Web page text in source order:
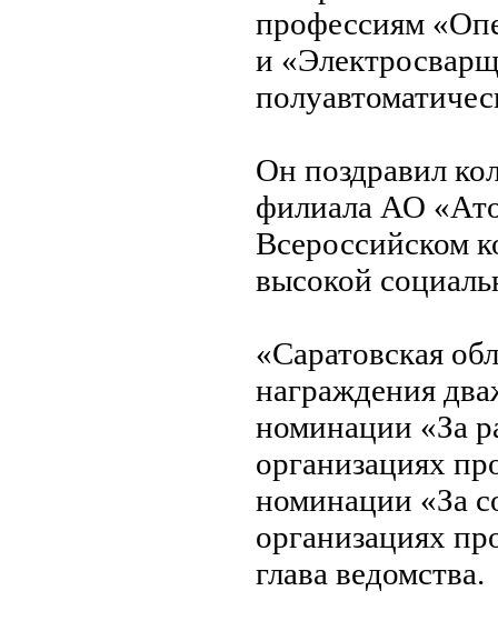
профессиям
и
Он поздравил
филиала АО
Всероссийском
высокой
«Саратовская
награждения
номинации «За
организациях
номинации «За
организациях
глава ведомства.